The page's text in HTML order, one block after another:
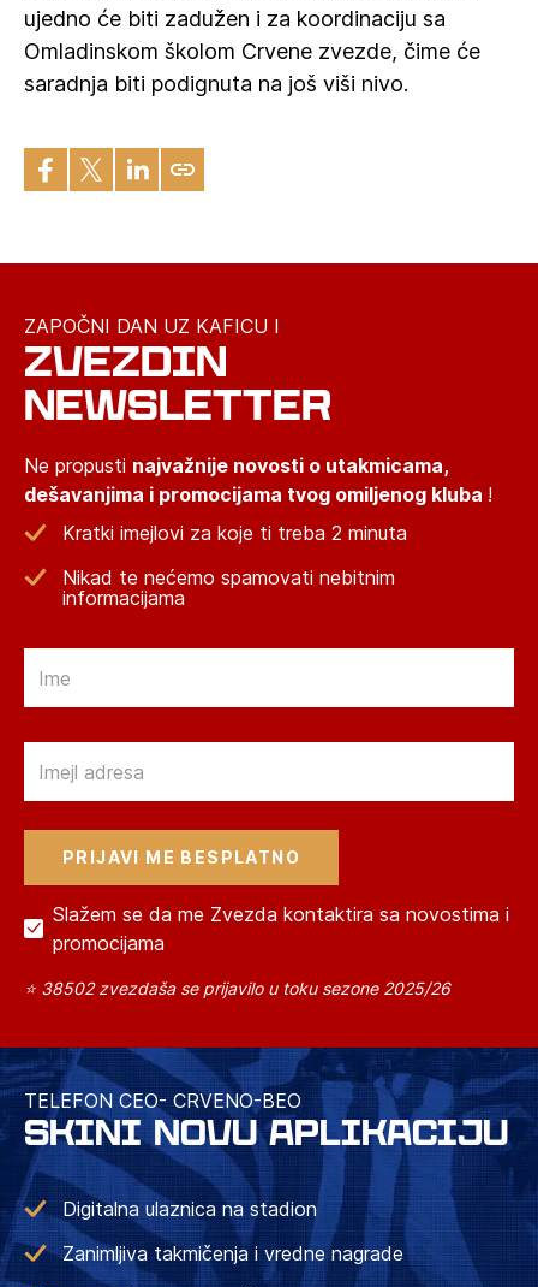
ujedno će biti zadužen i za koordinaciju sa
Omladinskom školom Crvene zvezde, čime će
saradnja biti podignuta na još viši nivo.
ZAPOČNI DAN UZ KAFICU I
ZVEZDIN
NEWSLETTER
Ne propusti najvažnije novosti o utakmicama,
dešavanjima i promocijama tvog omiljenog kluba !
Kratki imejlovi za koje ti treba 2 minuta
Nikad te nećemo spamovati nebitnim
informacijama
Slažem se da me Zvezda kontaktira sa novostima i
promocijama
⭐ 38502 zvezdaša se prijavilo u toku sezone 2025/26
TELEFON CEO- CRVENO-BEO
SKINI NOVU APLIKACIJU
Digitalna ulaznica na stadion
Zanimljiva takmičenja i vredne nagrade